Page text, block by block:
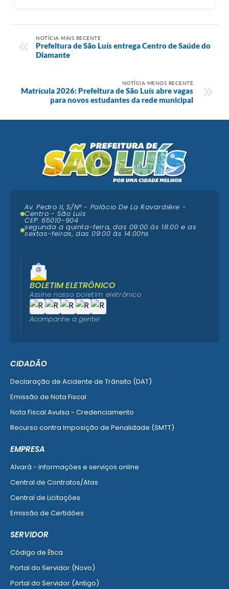
NOTÍCIA MAIS RECENTE
Prefeitura de São Luís entrega Centro de Saúde do
Diamante
NOTÍCIA MENOS RECENTE
Matrícula 2026: Prefeitura de São Luís abre vagas
para novos estudantes da rede municipal
CIDADÃO
Declaração de Acidente de Trânsito (DAT)
Emissão de Nota Fiscal
Nota Fiscal Avulsa - Credenciamento
Recurso contra Imposição de Penalidade (SMTT)
EMPRESA
Alvará - informações e serviços online
Central de Contratos/Atas
Central de Licitações
Emissão de Certidões
SERVIDOR
Código de Ética
Portal do Servidor (Novo)
Portal do Servidor (Antigo)
Av. Pedro II, S/N° - Palácio De La Ravardière -
Centro - São Luís
CEP: 65010-904
segunda a quinta-feira, das 09:00 ás 18:00 e as
sextas-feiras, das 09:00 às 14:00hs
BOLETIM ELETRÔNICO
Assine nosso boletim eletrônico
Acompanhe a gente!